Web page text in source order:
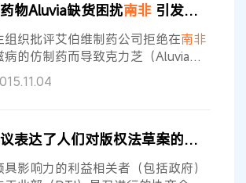
政策将在2014年底提交内阁批准——
已然错过——后又在去年年底在推特
物Aluvia缺货困扰南非 引发对专利的关注
组织批评艾伯维制药公司拒绝在南非
的仿制药而导致克力芝（Aluvia）
供应问题之后，艾伯维公司称其已
决这个问题。 艾伯维是
2015年4月份至今，南非的病人或者
告了大约65%的缺药事件，也就是
药物而被
表达了人们对版权法草案的意见
影响力的利益相关者（包括政府）